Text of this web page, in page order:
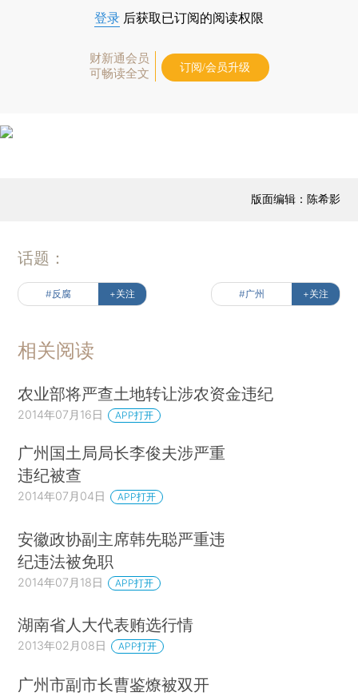
登录 后获取已订阅的阅读权限
财新通会员
可畅读全文
订阅/会员升级
版面编辑：陈希影
话题：
#反腐 +关注 #广州 +关注
相关阅读
农业部将严查土地转让涉农资金违纪
2014年07月16日 APP打开
广州国土局局长李俊夫涉严重
违纪被查
2014年07月04日 APP打开
安徽政协副主席韩先聪严重违
纪违法被免职
2014年07月18日 APP打开
湖南省人大代表贿选行情
2013年02月08日 APP打开
广州市副市长曹鉴燎被双开